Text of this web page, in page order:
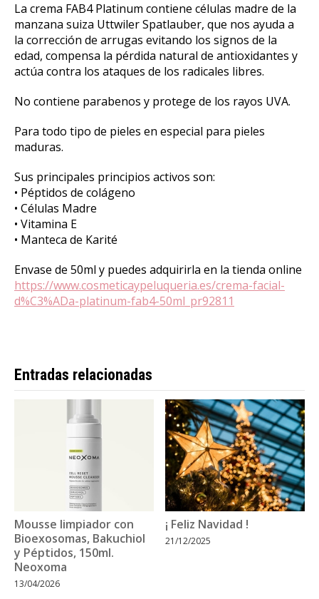
La crema FAB4 Platinum contiene células madre de la
manzana suiza Uttwiler Spatlauber, que nos ayuda a
la corrección de arrugas evitando los signos de la
edad, compensa la pérdida natural de antioxidantes y
actúa contra los ataques de los radicales libres.
No contiene parabenos y protege de los rayos UVA.
Para todo tipo de pieles en especial para pieles
maduras.
Sus principales principios activos son:
• Péptidos de colágeno
• Células Madre
• Vitamina E
• Manteca de Karité
Envase de 50ml y puedes adquirirla en la tienda online
https://www.cosmeticaypeluqueria.es/crema-facial-
d%C3%ADa-platinum-fab4-50ml_pr92811
Entradas relacionadas
Mousse limpiador con
Bioexosomas, Bakuchiol
y Péptidos, 150ml.
Neoxoma
13/04/2026
¡ Feliz Navidad !
21/12/2025